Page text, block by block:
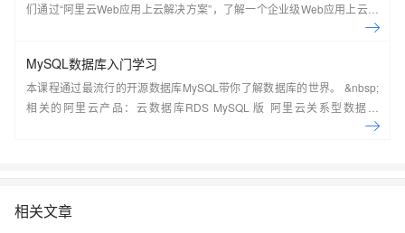
们通过“阿里云Web应用上云解决方案”，了解一个企业级Web应用上云的
MySQL数据库入门学习
本课程通过最流行的开源数据库MySQL带你了解数据库的世界。 &nbsp;
相关的阿里云产品：云数据库RDS MySQL 版 阿里云关系型数据库
RDS（Relational Database Service）是一种稳定可靠、可弹性伸缩的在
相关文章